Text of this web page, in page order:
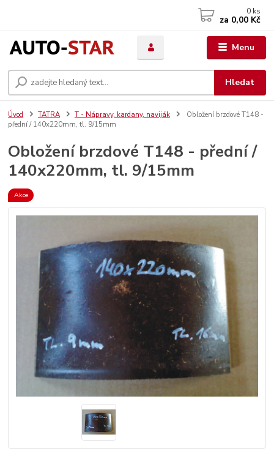
Menu
Hledat
0 ks
za 0,00 Kč
Úvod TATRA T - Nápravy, kardany, naviják
Obložení brzdové T148 -
přední / 140x220mm, tl. 9/15mm
Obložení brzdové T148 - přední /
140x220mm, tl. 9/15mm
Akce